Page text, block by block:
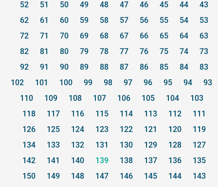
43
44
45
46
47
48
49
50
51
52
53
54
55
56
57
58
59
60
61
62
63
64
65
66
67
68
69
70
71
72
73
74
75
76
77
78
79
80
81
82
83
84
85
86
87
88
89
90
91
92
93
94
95
96
97
98
99
100
101
102
103
104
105
106
107
108
109
110
111
112
113
114
115
116
117
118
119
120
121
122
123
124
125
126
127
128
129
130
131
132
133
134
135
136
137
138
139
140
141
142
143
144
145
146
147
148
149
150